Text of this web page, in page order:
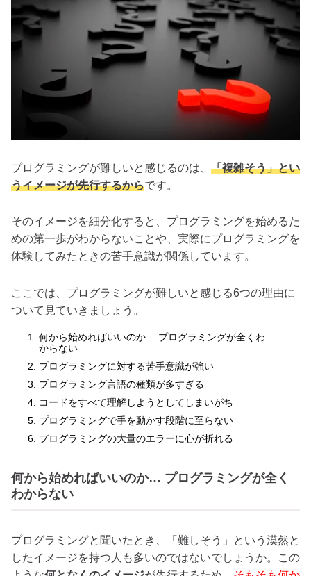
プログラミングが難しいと感じるのは、 「複雑そう」とい
うイメージが先行するからです。
そのイメージを細分化すると、プログラミングを始めるた
めの第一歩がわからないことや、実際にプログラミングを
体験してみたときの苦手意識が関係しています。
ここでは、プログラミングが難しいと感じる6つの理由に
ついて見ていきましょう。
何から始めればいいのか… プログラミングが全くわ
からない
プログラミングに対する苦手意識が強い
プログラミング言語の種類が多すぎる
コードをすべて理解しようとしてしまいがち
プログラミングで手を動かす段階に至らない
プログラミングの大量のエラーに心が折れる
何から始めればいいのか… プログラミングが全く
わからない
プログラミングと聞いたとき、「難しそう」という漠然と
したイメージを持つ人も多いのではないでしょうか。この